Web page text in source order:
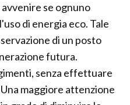
se ognuno
di energia eco. Tale
di un posto
futura.
senza effettuare
maggiore attenzione